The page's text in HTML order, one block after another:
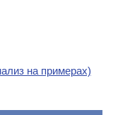
на примерах)